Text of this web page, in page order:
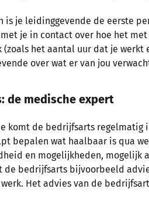
is je leidinggevende de eerste
je in contact over hoe het
het aantal uur dat je
over wat er van jou
de medische expert
komt de bedrijfsarts regelmatig
bepalen wat haalbaar is qua
en mogelijkheden,
de bedrijfsarts bijvoorbeeld
Het advies van de